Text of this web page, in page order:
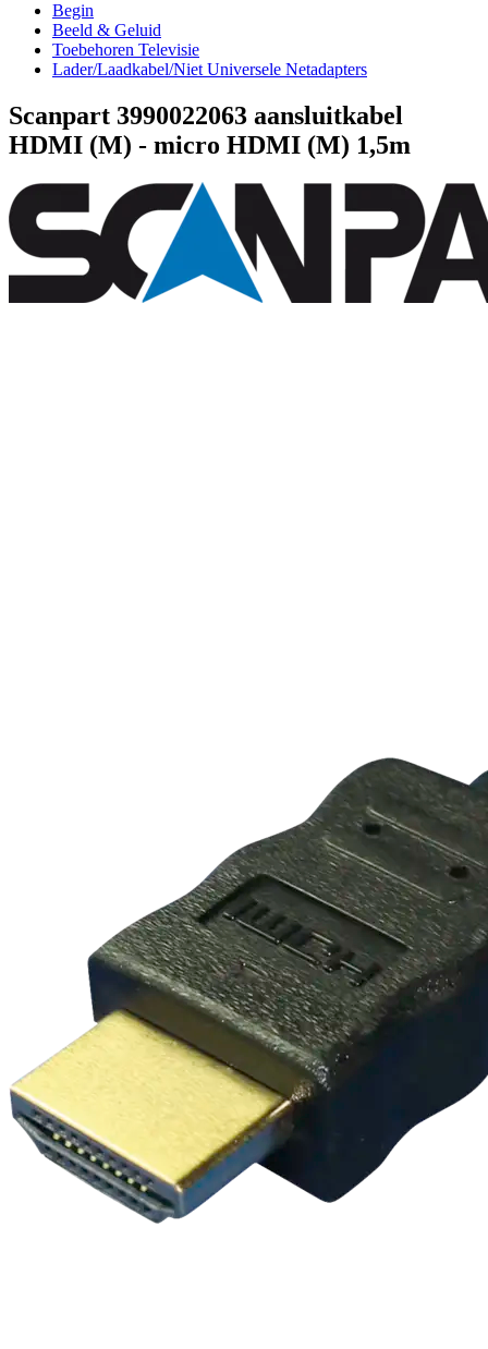
Begin
Beeld & Geluid
Toebehoren Televisie
Lader/Laadkabel/Niet Universele Netadapters
Scanpart 3990022063 aansluitkabel
HDMI (M) - micro HDMI (M) 1,5m